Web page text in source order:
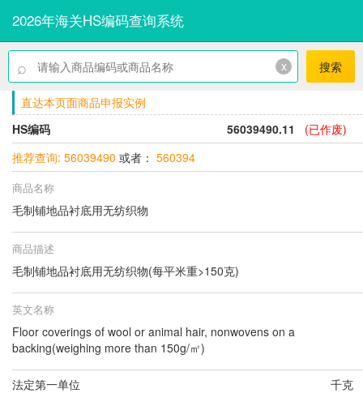
2026年海关HS编码查询系统
⌕ x 搜索
直达本页面商品申报实例
HS编码
56039490.11
(已作废)
推荐查询: 56039490 或者： 560394
商品名称
毛制铺地品衬底用无纺织物
商品描述
毛制铺地品衬底用无纺织物(每平米重>150克)
英文名称
Floor coverings of wool or animal hair, nonwovens on a
backing(weighing more than 150g/㎡)
法定第一单位
千克